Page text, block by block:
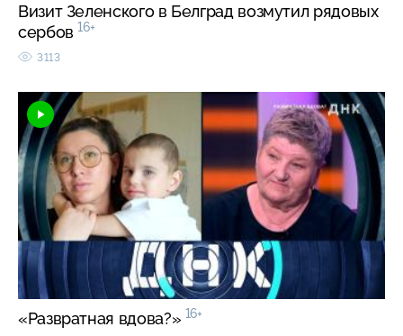
Визит Зеленского в Белград возмутил рядовых
сербов 16+
3113
«Развратная вдова?» 16+